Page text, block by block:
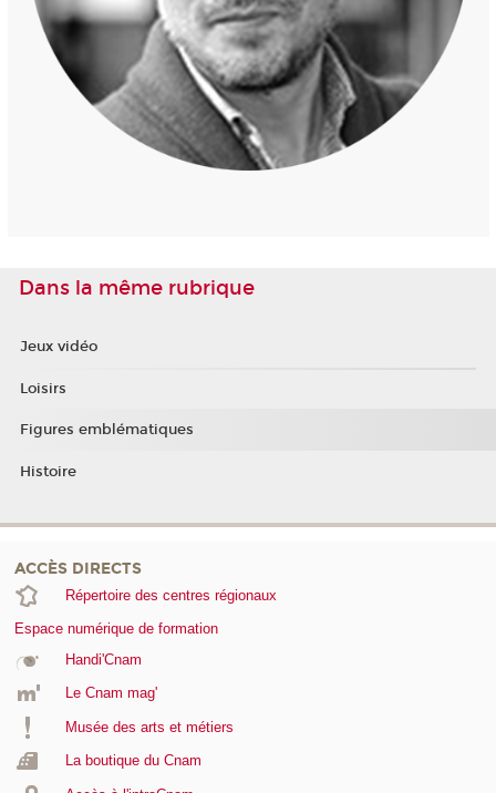
Dans la même rubrique
Jeux vidéo
Loisirs
Figures emblématiques
Histoire
ACCÈS DIRECTS
Répertoire des centres régionaux
Espace numérique de formation
Handi'Cnam
Le Cnam mag'
Musée des arts et métiers
La boutique du Cnam